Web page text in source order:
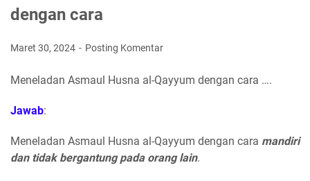
dengan cara
Maret 30, 2024 Posting Komentar
Meneladan Asmaul Husna al-Qayyum dengan cara ….
Jawab:
Meneladan Asmaul Husna al-Qayyum dengan cara mandiri
dan tidak bergantung pada orang lain.